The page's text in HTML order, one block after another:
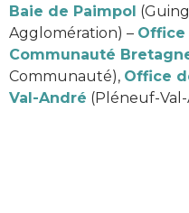
Baie de Paimpol
Agglomération) – Office
Communauté
Communauté), Office
Val-André (Pléneuf-